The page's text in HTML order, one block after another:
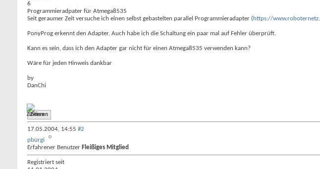
6
Programmieradpater für Atmega8535
Seit geraumer Zeit versuche ich einen selbst gebastelten parallel Programmieradapter ( https://
PonyProg erkennt den Adapter. Auch habe ich die Schaltung ein paar mal auf Fehler überprüft.
Kann es sein, dass ich den Adapter gar nicht für einen Atmega8535 verwenden kann?
Wäre für jeden Hinweis dankbar
by
DanChi
Zitieren
17.05.2004, 14:55 #2
pbürgi
Erfahrener Benutzer Fleißiges Mitglied
Registriert seit